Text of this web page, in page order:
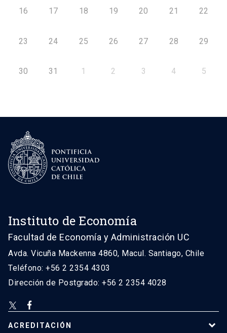
16 17 18 19 20 21 22
23 24 25 26 27 28 29
30 31 1 2 3 4 5
Instituto de Economía
Facultad de Economía y Administración UC
Avda. Vicuña Mackenna 4860, Macul. Santiago, Chile
Teléfono: +56 2 2354 4303
Dirección de Postgrado: +56 2 2354 4028
ACREDITACIÓN